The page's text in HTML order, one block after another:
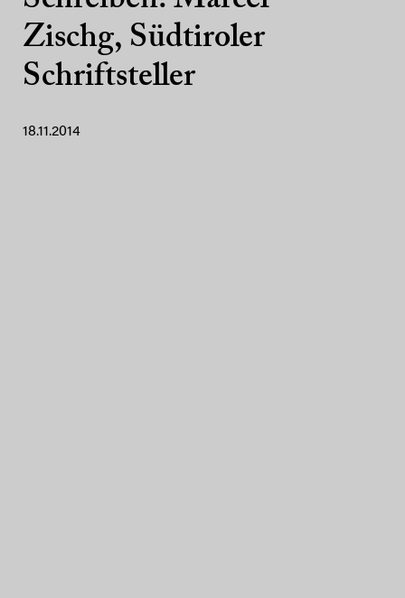
Zischg, Südtiroler
Schriftsteller
18.11.2014